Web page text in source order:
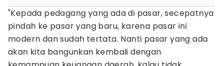
"Kepada pedagang yang ada di pasar, secepatnya
pindah ke pasar yang baru, karena pasar ini
modern dan sudah tertata. Nanti pasar yang ada
akan kita bangunkan kembali dengan